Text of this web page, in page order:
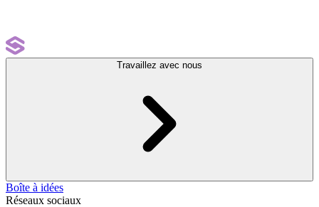
Travaillez avec nous
Boîte à idées
Réseaux sociaux